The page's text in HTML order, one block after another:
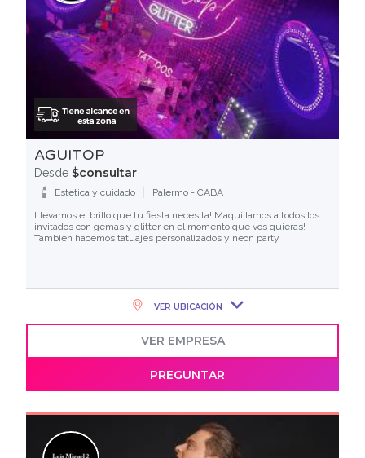
AGUITOP
Desde $consultar
Estetica y cuidado
Palermo - CABA
Llevamos el brillo que tu fiesta necesita! Maquillamos a todos los
invitados con gemas y glitter en el momento que vos quieras!
Tambien hacemos tatuajes personalizados y neon party
VER UBICACIÓN
VER EMPRESA
PREGUNTAR